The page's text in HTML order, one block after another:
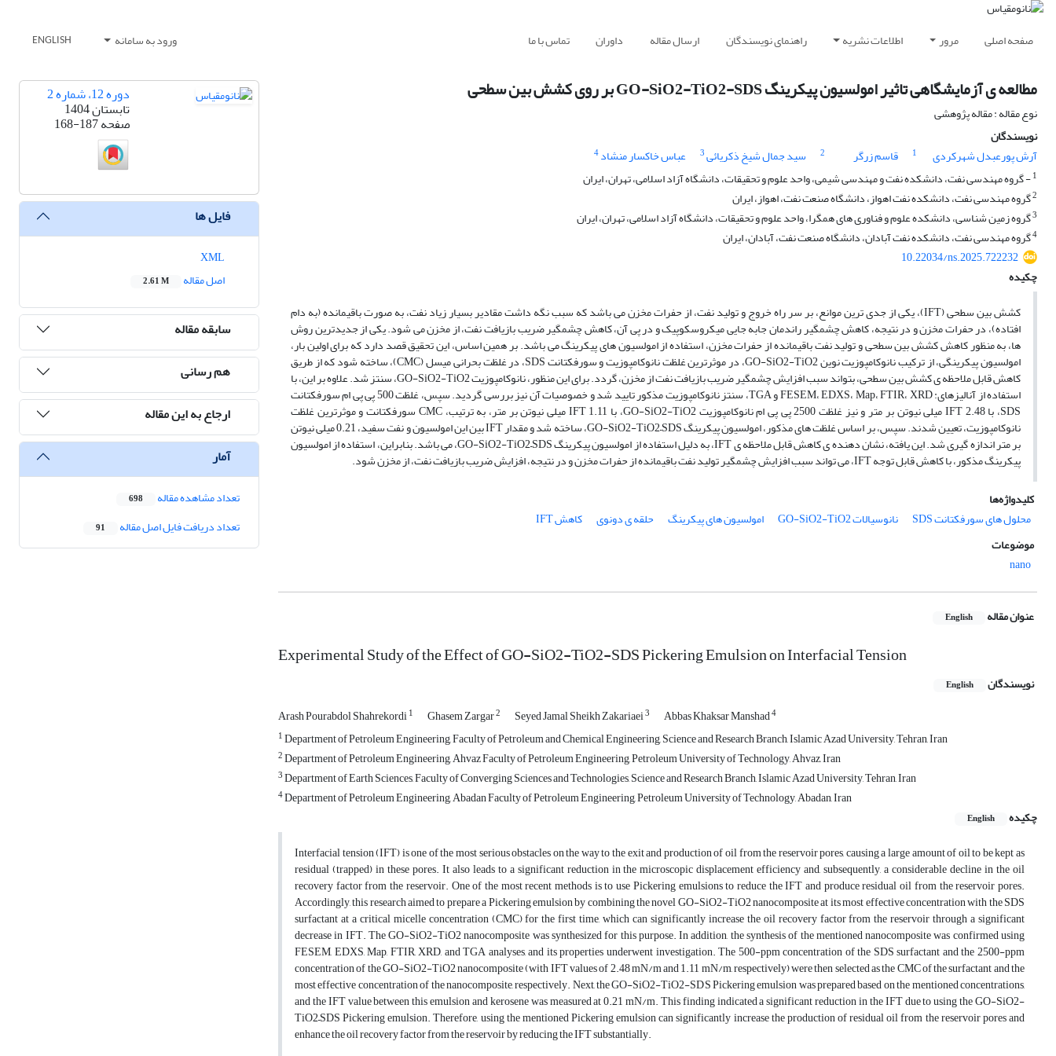
صفحه اصلی مرور اطلاعات نشریه راهنمای نویسندگان ارسال مقاله داوران تماس با ما ورود به سامانه ENGLISH
مطالعه ی آزمایشگاهی تاثیر امولسیون پیکرینگ GO-SiO2-TiO2-SDS بر روی کشش بین سطحی
نوع مقاله : مقاله پژوهشی
نویسندگان
آرش پورعبدل شهرکردی
1 قاسم زرگر 2 سید جمال شیخ ذکریائی3 عباس خاکسار منشاد4
1- گروه مهندسی نفت، دانشکده نفت و مهندسی شیمی، واحد علوم و تحقیقات، دانشگاه آزاد اسلامی، تهران، ایران
2گروه مهندسی نفت، دانشکده نفت اهواز، دانشگاه صنعت نفت، اهواز، ایران
3گروه زمین شناسی، دانشکده علوم و فناوری های همگرا، واحد علوم و تحقیقات، دانشگاه آزاد اسلامی، تهران، ایران
4گروه مهندسی نفت، دانشکده نفت آبادان، دانشگاه صنعت نفت، آبادان، ایران
10.22034/ns.2025.722232
چکیده
کشش بین سطحی (IFT)، یکی از جدی ترین موانع، بر سر راه خروج و تولید نفت، از حفرات مخزن می باشد که سبب نگه داشت مقادیر بسیار زیاد نفت، به صورت باقیمانده (به دام
افتاده)، در حفرات مخزن و در نتیجه، کاهش چشمگیر راندمان جابه جایی میکروسکوپیک و در پی آن، کاهش چشمگیر ضریب بازیافت نفت، از مخزن می شود. یکی از جدیدترین روش
ها، به منظور کاهش کشش بین سطحی و تولید نفت باقیمانده از حفرات مخزن، استفاده از امولسیون های پیکرینگ می باشد. بر همین اساس، این تحقیق قصد دارد که برای اولین بار،
امولسیون پیکرینگی، از ترکیب نانوکامپوزیت نوین GO-SiO2-TiO2، در موثرترین غلظت نانوکامپوزیت و سورفکتانت SDS، در غلظت بحرانی میسل (CMC)، ساخته شود که از طریق
کاهش قابل ملاحظه ی کشش بین سطحی، بتواند سبب افزایش چشمگیر ضریب بازیافت نفت از مخزن، گردد. برای این منظور، نانوکامپوزیت GO-SiO2-TiO2، سنتز شد. علاوه بر این، با
استفاده از آنالیزهای: FESEM، EDXS، Map، FTIR، XRD و TGA، سنتز نانوکامپوزیت مذکور تایید شد و خصوصیات آن نیز بررسی گردید. سپس، غلظت 500 پی پی ام سورفکتانت
SDS، با IFT 2.48 میلی نیوتن بر متر و نیز غلظت 2500 پی پی ام نانوکامپوزیت GO-SiO2-TiO2، با IFT 1.11 میلی نیوتن بر متر، به ترتیب، CMC سورفکتانت و موثرترین غلظت
نانوکامپوزیت، تعیین شدند. سپس، بر اساس غلظت های مذکور، امولسیون پیکرینگ GO-SiO2-TiO2–SDS، ساخته شد و مقدار IFT بین این امولسیون و نفت سفید، 0.21 میلی نیوتن
بر متر اندازه گیری شد. این یافته، نشان دهنده ی کاهش قابل ملاحظه ی IFT، به دلیل استفاده از امولسیون پیکرینگ GO-SiO2-TiO2–SDS، می باشد. بنابراین، استفاده از امولسیون
پیکرینگ مذکور، با کاهش قابل توجه IFT، می تواند سبب افزایش چشمگیر تولید نفت باقیمانده از حفرات مخزن و در نتیجه، افزایش ضریب بازیافت نفت، از مخزن شود.
کلیدواژه‌ها
محلول های سورفکتانت SDS
نانوسیالات GO-SiO2-TiO2 امولسیون های پیکرینگ حلقه ی دونوی
کاهش IFT
موضوعات
nano
عنوان مقاله English
Experimental Study of the Effect of GO-SiO2-TiO2-SDS Pickering Emulsion on Interfacial Tension
نویسندگان English
Arash Pourabdol Shahrekordi1 Ghasem Zargar2 Seyed Jamal Sheikh Zakariaei3 Abbas Khaksar Manshad4
1Department of Petroleum Engineering, Faculty of Petroleum and Chemical Engineering, Science and Research Branch, Islamic Azad University, Tehran, Iran
2Department of Petroleum Engineering, Ahvaz Faculty of Petroleum Engineering, Petroleum University of Technology, Ahvaz, Iran
3Department of Earth Sciences, Faculty of Converging Sciences and Technologies, Science and Research Branch, Islamic Azad University, Tehran, Iran
4Department of Petroleum Engineering, Abadan Faculty of Petroleum Engineering, Petroleum University of Technology, Abadan, Iran
چکیده
English
Interfacial tension (IFT) is one of the most serious obstacles on the way to the exit and production of oil from the reservoir pores, causing a large amount of oil to be kept as
residual (trapped) in these pores. It also leads to a significant reduction in the microscopic displacement efficiency and, subsequently, a considerable decline in the oil
recovery factor from the reservoir. One of the most recent methods is to use Pickering emulsions to reduce the IFT and produce residual oil from the reservoir pores.
Accordingly, this research aimed to prepare a Pickering emulsion by combining the novel GO-SiO2-TiO2 nanocomposite at its most effective concentration with the SDS
surfactant at a critical micelle concentration (CMC) for the first time, which can significantly increase the oil recovery factor from the reservoir through a significant
decrease in IFT. The GO-SiO2-TiO2 nanocomposite was synthesized for this purpose. In addition, the synthesis of the mentioned nanocomposite was confirmed using
FESEM, EDXS, Map, FTIR, XRD, and TGA analyses, and its properties underwent investigation. The 500-ppm concentration of the SDS surfactant and the 2500-ppm
concentration of the GO-SiO2-TiO2 nanocomposite (with IFT values of 2.48 mN/m and 1.11 mN/m, respectively) were then selected as the CMC of the surfactant and the
most effective concentration of the nanocomposite, respectively. Next, the GO-SiO2-TiO2-SDS Pickering emulsion was prepared based on the mentioned concentrations,
and the IFT value between this emulsion and kerosene was measured at 0.21 mN/m. This finding indicated a significant reduction in the IFT due to using the GO-SiO2-
TiO2–SDS Pickering emulsion. Therefore, using the mentioned Pickering emulsion can significantly increase the production of residual oil from the reservoir pores and
enhance the oil recovery factor from the reservoir by reducing the IFT substantially.
دوره 12، شماره 2
تابستان 1404
صفحه168-187
فایل ها
اصل مقاله
2.61 M
سابقه مقاله
هم رسانی
ارجاع به این مقاله
آمار
تعداد مشاهده مقاله 698
تعداد دریافت فایل اصل مقاله 91